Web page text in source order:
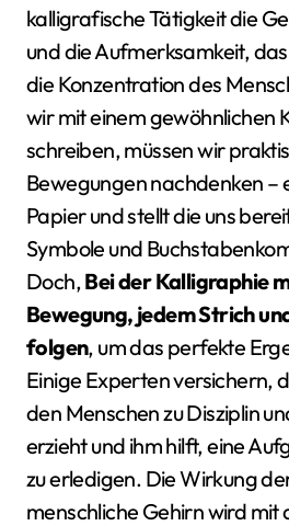
kalligrafische Tätigkeit die
und die Aufmerksamkeit,
die Konzentration des
wir mit einem gewöhnlichen
schreiben, müssen wir
Bewegungen nachdenken –
Papier und stellt die uns
Symbole und
Doch,Bei der Kalligraphie
Bewegung, jedem Strich
folgen, um das perfekte
Einige Experten versichern,
den Menschen zu Disziplin
erzieht und ihm hilft, eine
zu erledigen. Die Wirkung
menschliche Gehirn wird mit